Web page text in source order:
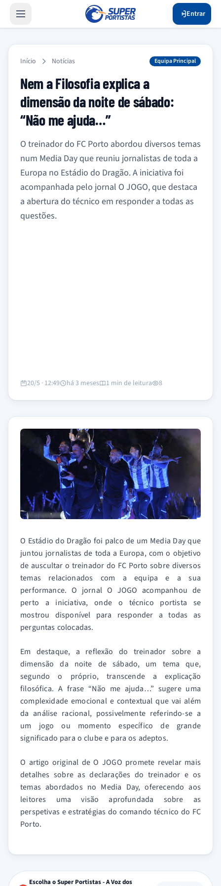
Entrar
Início Notícias Equipa Principal
Nem a Filosofia explica a
dimensão da noite de sábado:
“Não me ajuda…”
O treinador do FC Porto abordou diversos temas
num Media Day que reuniu jornalistas de toda a
Europa no Estádio do Dragão. A iniciativa foi
acompanhada pelo jornal O JOGO, que destaca
a abertura do técnico em responder a todas as
questões.
20/5 · 12:49 há 3 meses 1 min de leitura 8
O Estádio do Dragão foi palco de um Media Day que
juntou jornalistas de toda a Europa, com o objetivo
de auscultar o treinador do FC Porto sobre diversos
temas relacionados com a equipa e a sua
performance. O jornal O JOGO acompanhou de
perto a iniciativa, onde o técnico portista se
mostrou disponível para responder a todas as
perguntas colocadas.
Em destaque, a reflexão do treinador sobre a
dimensão da noite de sábado, um tema que,
segundo o próprio, transcende a explicação
filosófica. A frase “Não me ajuda…” sugere uma
complexidade emocional e contextual que vai além
da análise racional, possivelmente referindo-se a
um jogo ou momento específico de grande
significado para o clube e para os adeptos.
O artigo original de O JOGO promete revelar mais
detalhes sobre as declarações do treinador e os
temas abordados no Media Day, oferecendo aos
leitores uma visão aprofundada sobre as
perspetivas e estratégias do comando técnico do FC
Porto.
Escolha o Super Portistas - A Voz dos